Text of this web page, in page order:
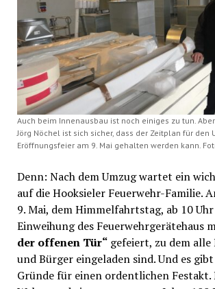
Auch beim Innenausbau ist noch einiges zu tun.
Jörg Nöchel ist sich sicher, dass der Zeitplan für den
Eröffnungsfeier am 9. Mai gehalten werden kann.
Denn: Nach dem Umzug wartet ein
auf die Hooksieler Feuerwehr-Familie.
9. Mai, dem Himmelfahrtstag, ab 10
Einweihung des Feuerwehrgerätehaus
der offenen Tür“gefeiert, zu dem alle
und Bürger eingeladen sind. Und es
Gründe für einen ordentlichen Festakt.